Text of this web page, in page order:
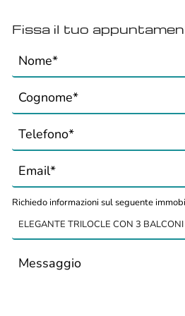
Fissa il tuo
Richiedo informazioni sul seguente